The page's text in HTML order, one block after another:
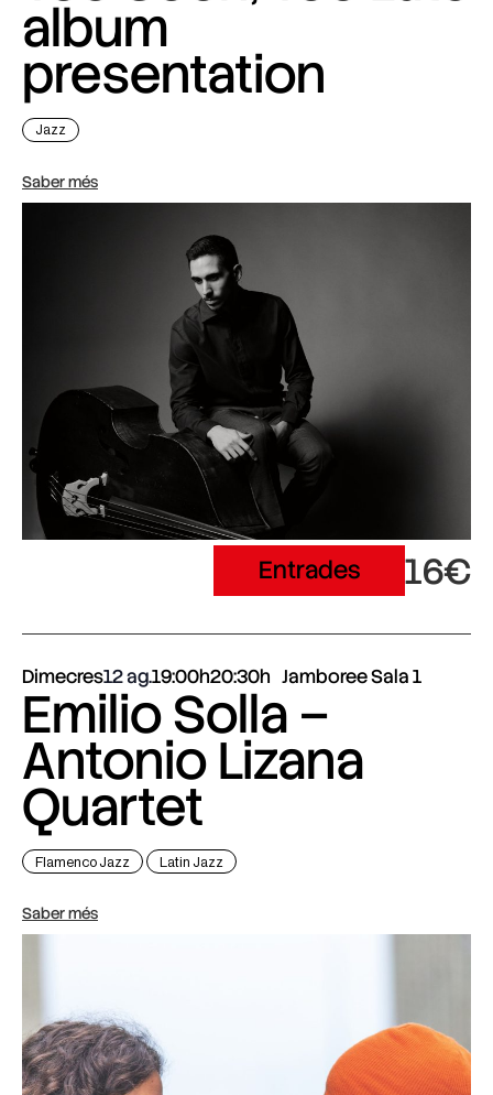
album
presentation
Jazz
Saber més
Entrades 16€
Dimecres12 ag.19:00h20:30h Jamboree Sala 1
Emilio Solla –
Antonio Lizana
Quartet
Flamenco Jazz Latin Jazz
Saber més